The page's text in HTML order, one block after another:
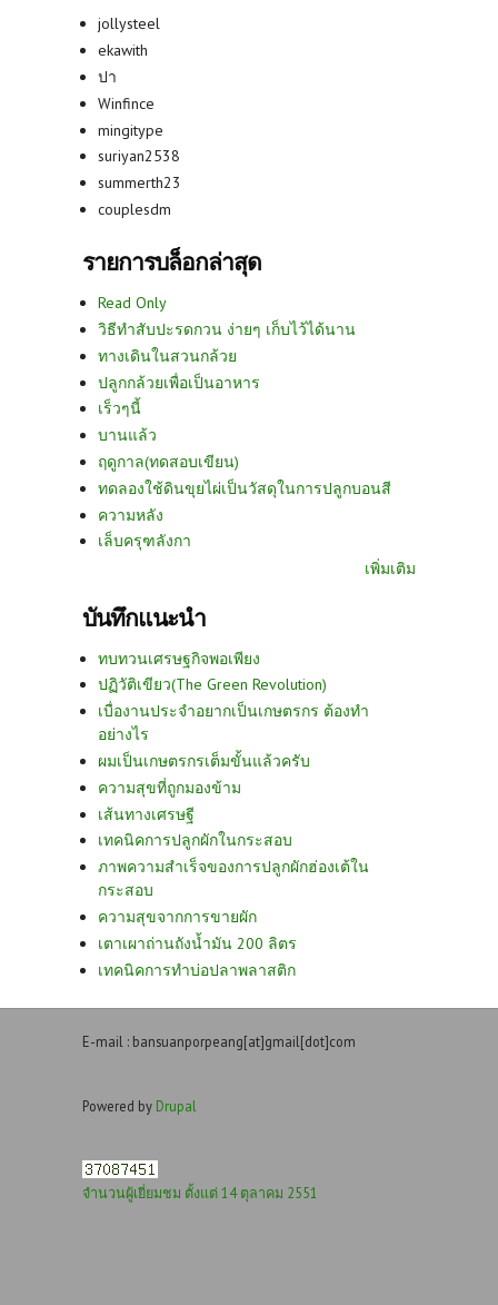
jollysteel
ekawith
ปา
Winfince
mingitype
suriyan2538
summerth23
couplesdm
รายการบล็อกล่าสุด
Read Only
วิธีทำสับปะรดกวน ง่ายๆ เก็บไว้ได้นาน
ทางเดินในสวนกล้วย
ปลูกกล้วยเพื่อเป็นอาหาร
เร็วๆนี้
บานแล้ว
ฤดูกาล(ทดสอบเขียน)
ทดลองใช้ดินขุยไผ่เป็นวัสดุในการปลูกบอนสี
ความหลัง
เล็บครุฑลังกา
เพิ่มเติม
บันทึกแนะนำ
ทบทวนเศรษฐกิจพอเพียง
ปฏิวัติเขียว(The Green Revolution)
เบื่องานประจำอยากเป็นเกษตรกร ต้องทำ
อย่างไร
ผมเป็นเกษตรกรเต็มขั้นแล้วครับ
ความสุขที่ถูกมองข้าม
เส้นทางเศรษฐี
เทคนิคการปลูกผักในกระสอบ
ภาพความสำเร็จของการปลูกผักฮ่องเต้ใน
กระสอบ
ความสุขจากการขายผัก
เตาเผาถ่านถังน้ำมัน 200 ลิตร
เทคนิคการทำบ่อปลาพลาสติก
E-mail : bansuanporpeang[at]gmail[dot]com
Powered by Drupal
จำนวนผู้เยี่ยมชม ตั้งแต่ 14 ตุลาคม 2551